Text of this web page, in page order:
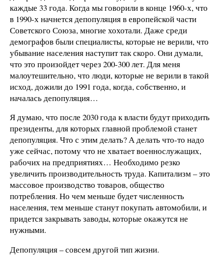
каждые 33 года. Когда мы говорили в конце 1960-х, что
в 1990-х начнется депопуляция в европейской части
Советского Союза, многие хохотали. Даже среди
демографов были специалисты, которые не верили, что
убывание населения наступит так скоро. Они думали,
что это произойдет через 200-300 лет. Для меня
малоутешительно, что люди, которые не верили в такой
исход, дожили до 1991 года, когда, собственно, и
началась депопуляция…
Я думаю, что после 2030 года к власти будут приходить
президенты, для которых главной проблемой станет
депопуляция. Что с этим делать? А делать что-то надо
уже сейчас, потому что не хватает военнослужащих,
рабочих на предприятиях… Необходимо резко
увеличить производительность труда. Капитализм – это
массовое производство товаров, общество
потребления. Но чем меньше будет численность
населения, тем меньше станут покупать автомобили, и
придется закрывать заводы, которые окажутся не
нужными.
Депопуляция – совсем другой тип жизни.